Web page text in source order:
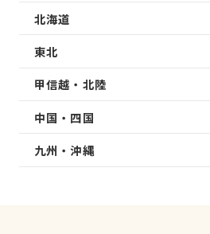
北海道
東北
甲信越・北陸
中国・四国
九州・沖縄